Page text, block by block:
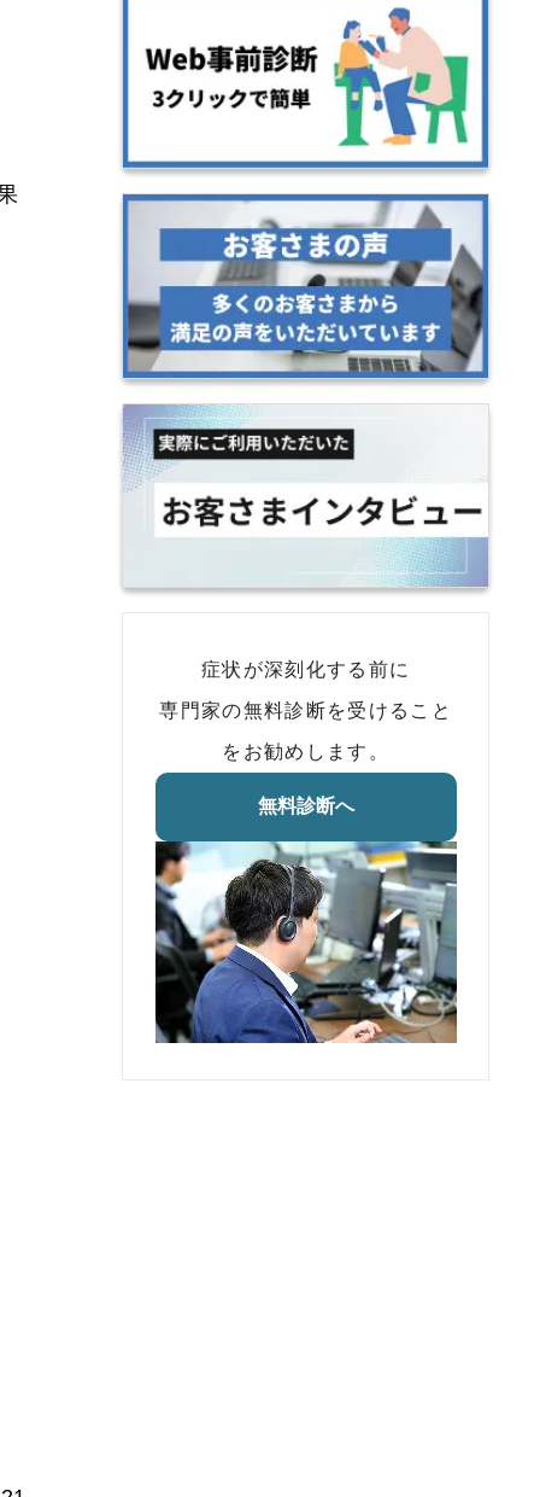
症状が深刻化する前に
専門家の無料診断を受けること
をお勧めします。
無料診断へ